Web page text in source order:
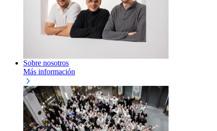
Sobre nosotros
Más información